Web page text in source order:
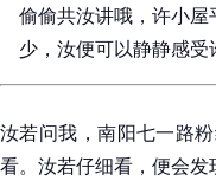
偷偷共汝讲哦，许小
少，汝便可以静静感受
汝若问我，南阳七一路
看。汝若仔细看，便会